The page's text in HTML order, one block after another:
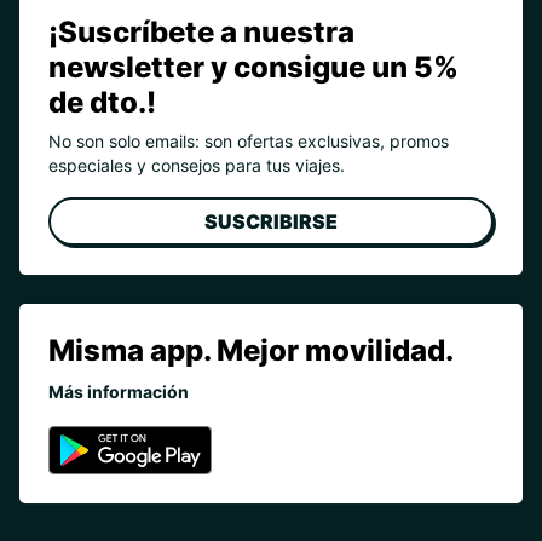
¡Suscríbete a nuestra
newsletter y consigue un 5%
de dto.!
No son solo emails: son ofertas exclusivas, promos
especiales y consejos para tus viajes.
SUSCRIBIRSE
Misma app. Mejor movilidad.
Más información